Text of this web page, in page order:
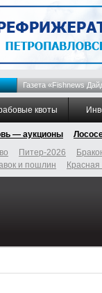
Газета «Fishnews
квоты
— аукционы
Питер-2026
и пошлин